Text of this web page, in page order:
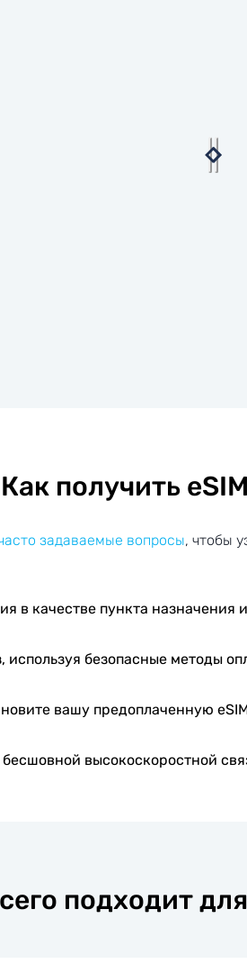
Как получить
задаваемые вопросы, чтобы
в качестве пункта назначения
используя безопасные методы
вашу предоплаченную
высокоскоростной
подходит